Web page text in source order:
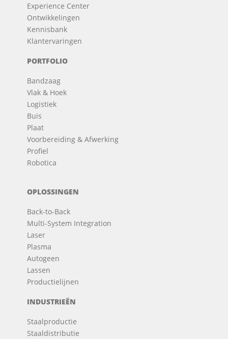
Experience Center
Ontwikkelingen
Kennisbank
Klantervaringen
PORTFOLIO
Bandzaag
Vlak & Hoek
Logistiek
Buis
Plaat
Voorbereiding & Afwerking
Profiel
Robotica
OPLOSSINGEN
Back-to-Back
Multi-System Integration
Laser
Plasma
Autogeen
Lassen
Productielijnen
INDUSTRIEËN
Staalproductie
Staaldistributie